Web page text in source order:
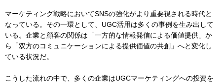
マーケティング戦略においてSNSの強化がより重要視される時代と
なっている。その一環として、UGC活用は多くの事例を生み出して
いる。企業と顧客の関係は「一方的な情報発信による価値提供」か
ら「双方のコミュニケーションによる提供価値の共創」へと変化し
ている状況だ。
こうした流れの中で、多くの企業はUGCマーケティングへの投資を